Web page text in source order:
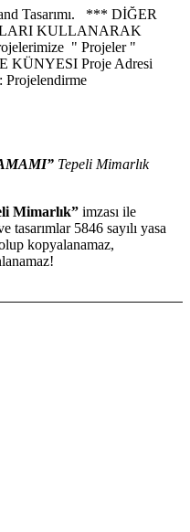
Tasarımı. *** DİĞER
KULLANARAK
" Projeler "
KÜNYESI Proje Adresi
Projelendirme
Tepeli Mimarlık
Mimarlık” imzası ile
tasarımlar 5846 sayılı yasa
kopyalanamaz,